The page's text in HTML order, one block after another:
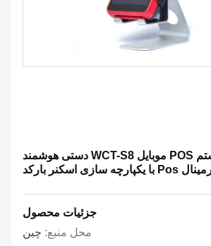
4G سیستم POS موبایل WCT-S8 دستی هوشمند
جزئیات محصول
محل منبع: چین